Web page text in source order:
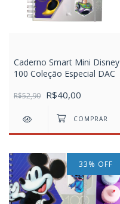
Caderno Smart Mini Disney
100 Coleção Especial DAC
R$52,90 R$40,00
33% OFF